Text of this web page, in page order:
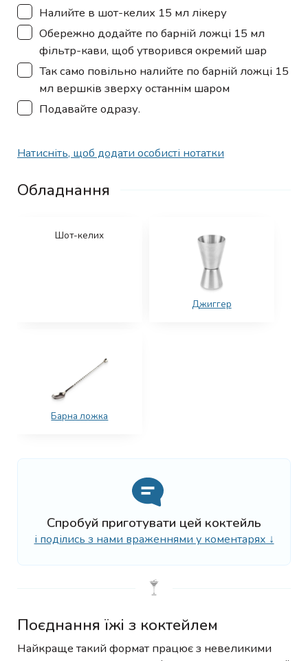
▢
Налийте в шот-келих 15 мл лікеру
▢
Обережно додайте по барній ложці 15 мл
фільтр-кави, щоб утворився окремий шар
▢
Так само повільно налийте по барній ложці 15
мл вершків зверху останнім шаром
▢
Подавайте одразу.
Натисніть, щоб додати особисті нотатки
Обладнання
Шот-келих
Джиггер
Барна ложка
Спробуй приготувати цей коктейль
і поділись з нами враженнями у коментарях ↓
Поєднання їжі з коктейлем
Найкраще такий формат працює з невеликими